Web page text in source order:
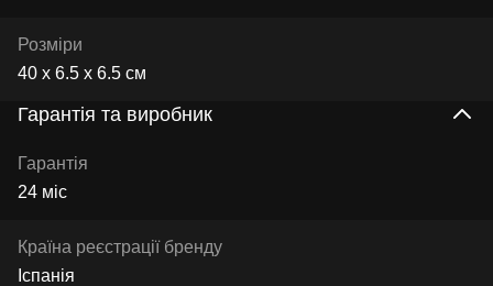
Розміри
40 х 6.5 х 6.5 см
Гарантія та виробник
Гарантія
24 міс
Країна реєстрації бренду
Іспанія